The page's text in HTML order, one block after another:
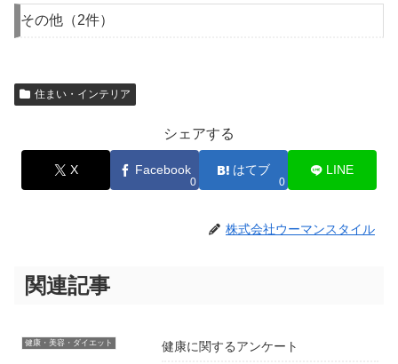
その他（2件）
住まい・インテリア
シェアする
X Facebook
0
はてブ
0
LINE
株式会社ウーマンスタイル
関連記事
健康・美容・ダイエット 健康に関するアンケート